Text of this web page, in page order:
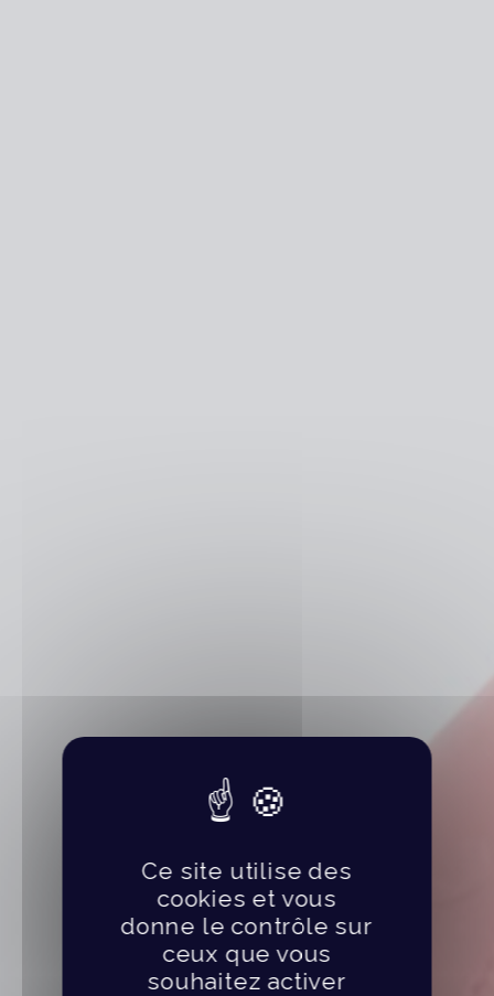
Ce site utilise des
cookies et vous
donne le contrôle sur
ceux que vous
souhaitez activer